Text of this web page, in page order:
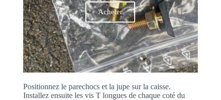
Acheter
Positionnez le parechocs et la jupe sur la caisse.
Installez ensuite les vis T longues de chaque coté du